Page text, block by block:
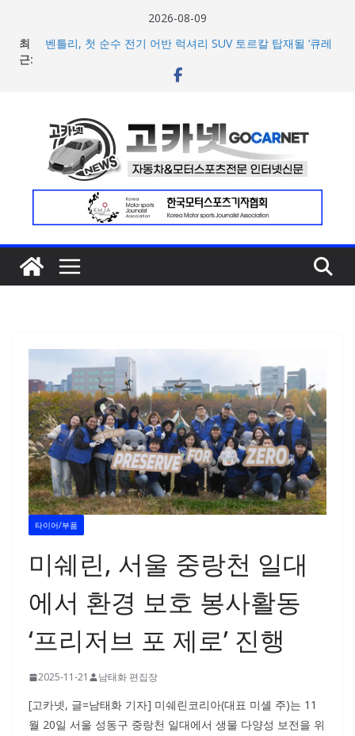
2026-08-09
최
근:
벤틀리, 첫 순수 전기 어반 럭셔리 SUV 토르칼 탑재될 ‘큐레
벤틀리서울, 광주 신세계백화점에서 호남지역 최초 브랜드
며 본격 대회 준비 돌입
현대차·기아, ‘2026 레드닷 어워드’에서 최우수상 2개·본상
15개 수상
[신차] BMW, 8월 온라인 한정 에디션 3종 출시… 11일
‘BMW 샵 온라인’ 판매 개시
타이어/부품
미쉐린, 서울 중랑천 일대
에서 환경 보호 봉사활동
‘프리저브 포 제로’ 진행
2025-11-21 남태화 편집장
[고카넷, 글=남태화 기자] 미쉐린코리아(대표 미셸 주)는 11
월 20일 서울 성동구 중랑천 일대에서 생물 다양성 보전을 위